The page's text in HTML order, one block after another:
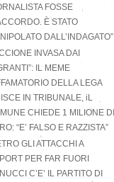
FOSSE
È STATO
DALL’INDAGATO”
INVASA DAI
IL MEME
DELLA LEGA
IN TRIBUNALE, iL
CHIEDE 1 MILIONE DI
“E’ FALSO E RAZZISTA”
GLI ATTACCHI A
PER FAR FUORI
C’E’ IL PARTITO DI